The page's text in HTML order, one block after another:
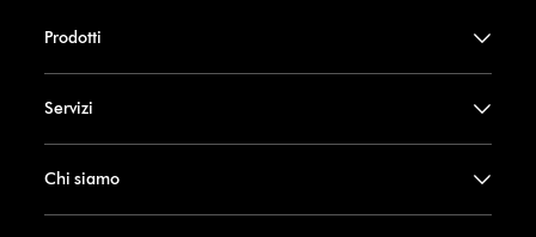
Prodotti
Servizi
Chi siamo